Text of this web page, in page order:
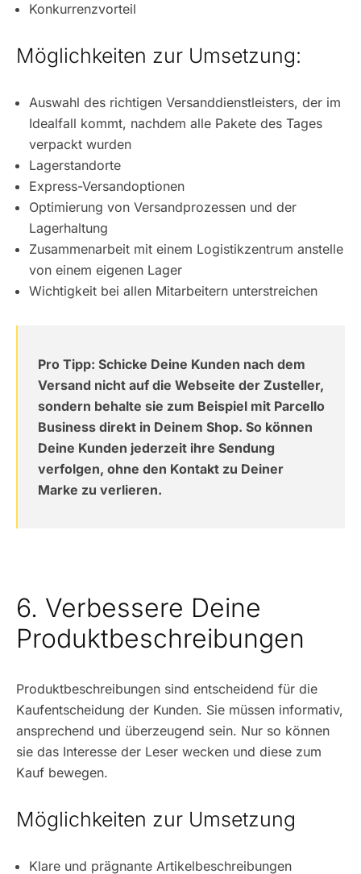
Konkurrenzvorteil
Möglichkeiten zur Umsetzung:
Auswahl des richtigen Versanddienstleisters, der im
Idealfall kommt, nachdem alle Pakete des Tages
verpackt wurden
Lagerstandorte
Express-Versandoptionen
Optimierung von Versandprozessen und der
Lagerhaltung
Zusammenarbeit mit einem Logistikzentrum anstelle
von einem eigenen Lager
Wichtigkeit bei allen Mitarbeitern unterstreichen
Pro Tipp: Schicke Deine Kunden nach dem
Versand nicht auf die Webseite der Zusteller,
sondern behalte sie zum Beispiel mit Parcello
Business direkt in Deinem Shop. So können
Deine Kunden jederzeit ihre Sendung
verfolgen, ohne den Kontakt zu Deiner
Marke zu verlieren.
6. Verbessere Deine
Produktbeschreibungen
Produktbeschreibungen sind entscheidend für die
Kaufentscheidung der Kunden. Sie müssen informativ,
ansprechend und überzeugend sein. Nur so können
sie das Interesse der Leser wecken und diese zum
Kauf bewegen.
Möglichkeiten zur Umsetzung
Klare und prägnante Artikelbeschreibungen